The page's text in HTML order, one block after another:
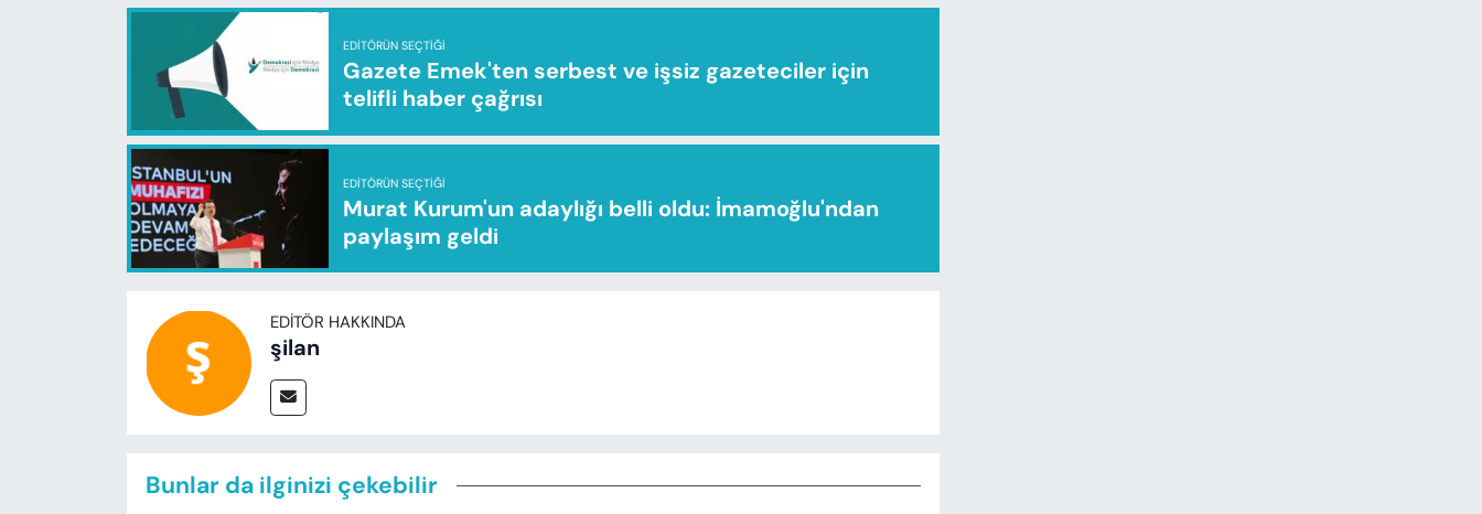
EDITÖRÜN SEÇTIĞI
Gazete Emek'ten serbest ve işsiz gazeteciler için
telifli haber çağrısı
EDITÖRÜN SEÇTIĞI
Murat Kurum'un adaylığı belli oldu: İmamoğlu'ndan
paylaşım geldi
EDITÖR HAKKINDA
şilan
Bunlar da ilginizi çekebilir